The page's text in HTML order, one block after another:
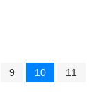
9 10
11